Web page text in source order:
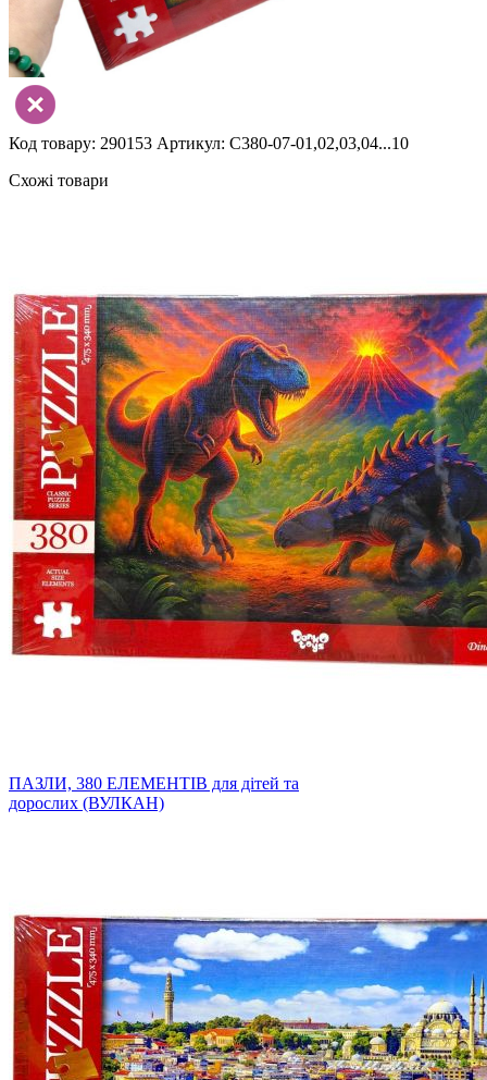
Код товару: 290153 Артикул: C380-07-01,02,03,04...10
Схожі товари
ПАЗЛИ, 380 ЕЛЕМЕНТІВ для дітей та
дорослих (ВУЛКАН)